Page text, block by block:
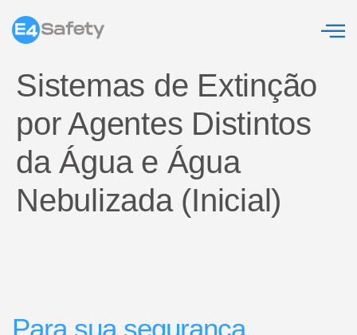
Sistemas de Extinção
por Agentes Distintos
da Água e Água
Nebulizada (Inicial)
Para sua segurança,